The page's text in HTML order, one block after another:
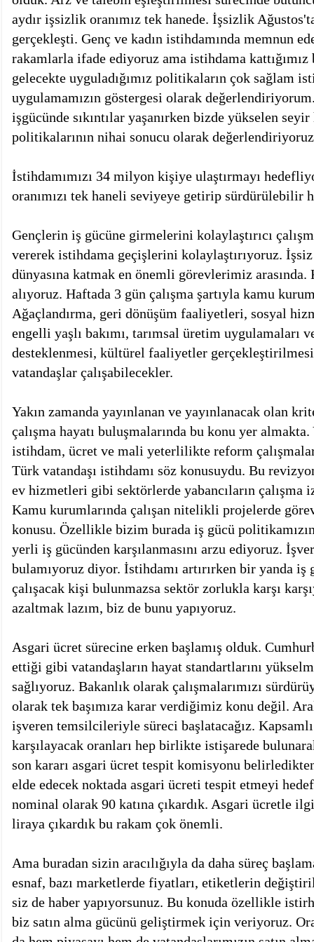
aydır işsizlik oranımız tek hanede. İşsizlik
gerçekleşti. Genç ve kadın istihdamında memnun
rakamlarla ifade ediyoruz ama istihdama
gelecekte uyguladığımız politikaların çok sağlam
uygulamamızın göstergesi olarak
işgücünde sıkıntılar yaşanırken bizde yükselen
politikalarının nihai sonucu olarak
İstihdamımızı 34 milyon kişiye ulaştırmayı
oranımızı tek haneli seviyeye getirip sürdürülebilir
Gençlerin iş gücüne girmelerini kolaylaştırıcı
vererek istihdama geçişlerini kolaylaştırıyoruz. İşsiz
dünyasına katmak en önemli görevlerimiz arasında.
alıyoruz. Haftada 3 gün çalışma şartıyla kamu
Ağaçlandırma, geri dönüşüm faaliyetleri, sosyal
engelli yaşlı bakımı, tarımsal üretim uygulamaları
desteklenmesi, kültürel faaliyetler
vatandaşlar çalışabilecekler.
Yakın zamanda yayınlanan ve yayınlanacak olan
çalışma hayatı buluşmalarında bu konu yer
istihdam, ücret ve mali yeterlilikte reform
Türk vatandaşı istihdamı söz konusuydu. Bu
ev hizmetleri gibi sektörlerde yabancıların çalışma
Kamu kurumlarında çalışan nitelikli projelerde
konusu. Özellikle bizim burada iş gücü
yerli iş gücünden karşılanmasını arzu ediyoruz.
bulamıyoruz diyor. İstihdamı artırırken bir yanda iş
çalışacak kişi bulunmazsa sektör zorlukla karşı
azaltmak lazım, biz de bunu yapıyoruz.
Asgari ücret sürecine erken başlamış olduk.
ettiği gibi vatandaşların hayat standartlarını
sağlıyoruz. Bakanlık olarak çalışmalarımızı
olarak tek başımıza karar verdiğimiz konu değil.
işveren temsilcileriyle süreci başlatacağız.
karşılayacak oranları hep birlikte istişarede
son kararı asgari ücret tespit komisyonu
elde edecek noktada asgari ücreti tespit etmeyi
nominal olarak 90 katına çıkardık. Asgari ücretle
liraya çıkardık bu rakam çok önemli.
Ama buradan sizin aracılığıyla da daha süreç
esnaf, bazı marketlerde fiyatları, etiketlerin
siz de haber yapıyorsunuz. Bu konuda özellikle
biz satın alma gücünü geliştirmek için veriyoruz.